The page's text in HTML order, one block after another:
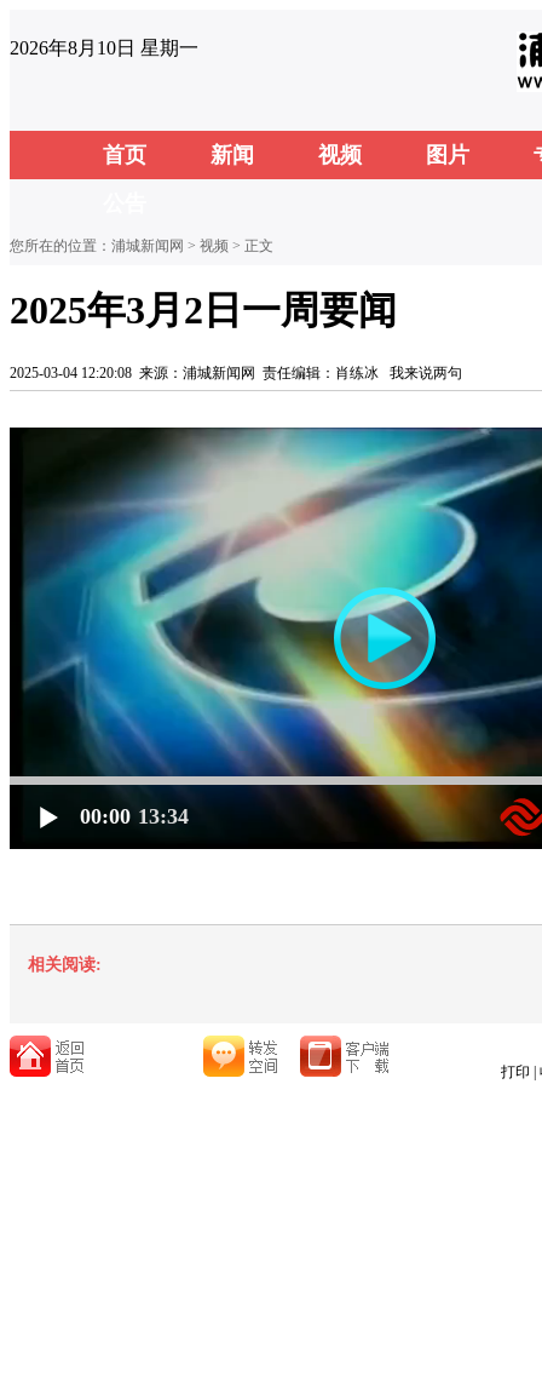
2026年8月10日 星期一
首页 新闻 视频 图片
您所在的位置： 浦城新闻网 > 视频 > 正文
2025年3月2日一周要闻
2025-03-04 12:20:08 来源：浦城新闻网 责任编辑：肖练冰 我来说两句
00:00 13:34
相关阅读:
打印